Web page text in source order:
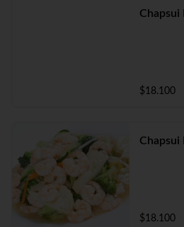
Chapsui
$18.100
Chapsui
$18.100